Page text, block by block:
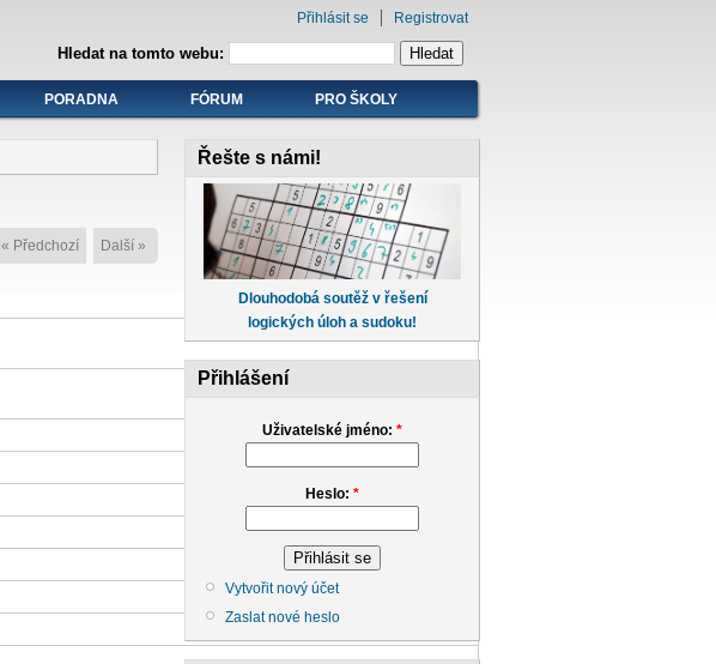
Hledat na tomto webu:
Přihlásit se Registrovat
PORADNA FÓRUM PRO ŠKOLY
« Předchozí Další »
Řešte s námi!
Dlouhodobá soutěž v řešení
logických úloh a sudoku!
Přihlášení
Uživatelské jméno: *
Heslo: *
Vytvořit nový účet
Zaslat nové heslo